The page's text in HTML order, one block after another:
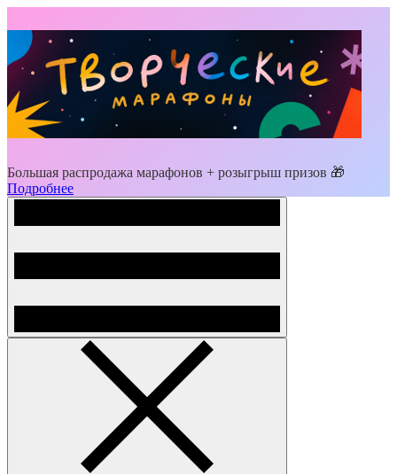
Большая распродажа марафонов + розыгрыш призов 🎁
Подробнее